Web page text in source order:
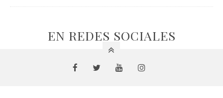
EN REDES SOCIALES